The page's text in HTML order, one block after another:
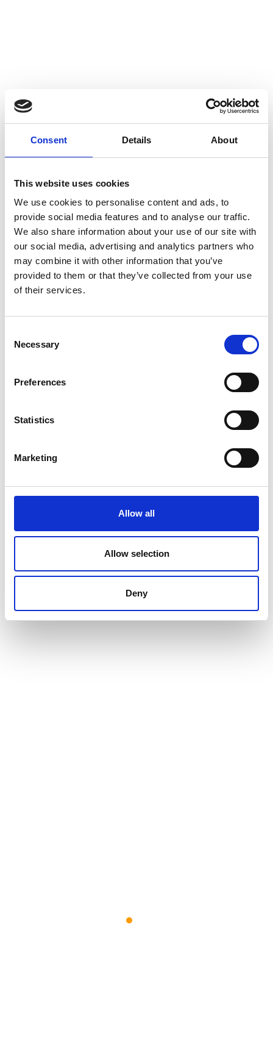
Consent Details About
This website uses cookies
We use cookies to personalise content and ads, to
provide social media features and to analyse our traffic.
We also share information about your use of our site with
our social media, advertising and analytics partners who
may combine it with other information that you’ve
provided to them or that they’ve collected from your use
of their services.
Selection
Necessary
Preferences
Statistics
Marketing
Allow all
Allow selection
Deny
Vanliga frågor och svar
Gyllingen?
Kostar det något att delta i
Gyllingens aktiviteter?
Hur många stödsamtal kan jag få
på Gyllingen?
Skriver ni journaler eller
myndighet att man deltar i
Måste jag som förälder berätta
om min psykiska ohälsa när jag
eller mina barn deltar i
Kan jag ta med mig någon när
jag ska komma på studiebesök
till Gyllingen?
Tar ni emot studiebesök av
professionella?